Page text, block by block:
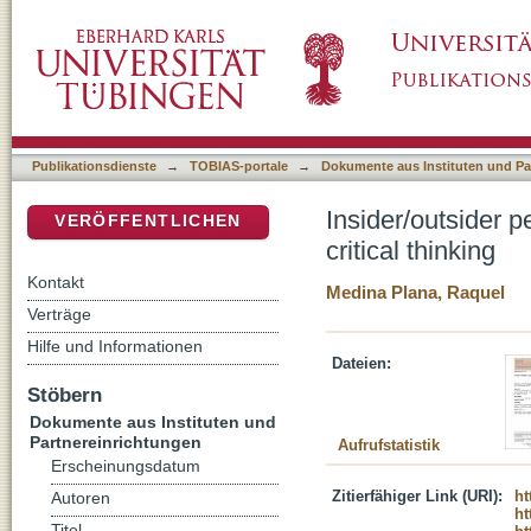
Publikationsdienste → TOBIAS-portale → Dokumente aus Instituten und
Insider/outsider
critical thinking
Medina Plana, Raquel
Dateien:
Aufrufstatistik
Zitierfähiger Link (URI):
VERÖFFENTLICHEN
Kontakt
Verträge
Hilfe und Informationen
Stöbern
Dokumente aus Instituten und
Partnereinrichtungen
Erscheinungsdatum
Autoren